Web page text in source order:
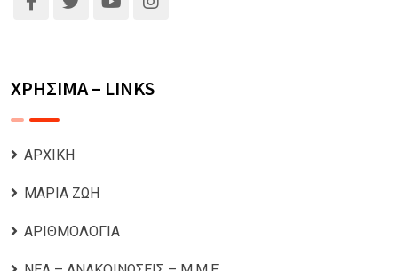
ΧΡΗΣΙΜΑ – LINKS
ΑΡΧΙΚΗ
ΜΑΡΙΑ ΖΩΗ
ΑΡΙΘΜΟΛΟΓΙΑ